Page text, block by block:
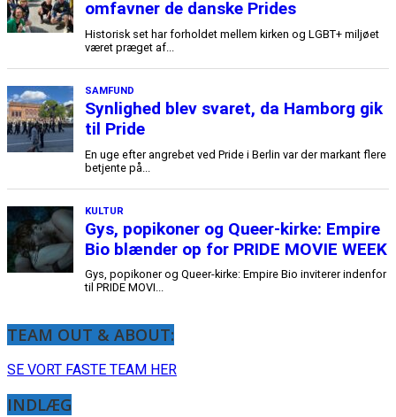
TEAM OUT & ABOUT:
SE VORT FASTE TEAM HER
INDLÆG